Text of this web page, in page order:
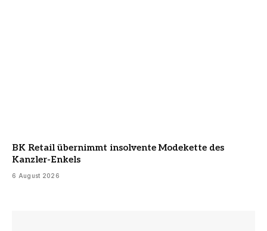
BK Retail übernimmt insolvente Modekette des
Kanzler-Enkels
6 August 2026